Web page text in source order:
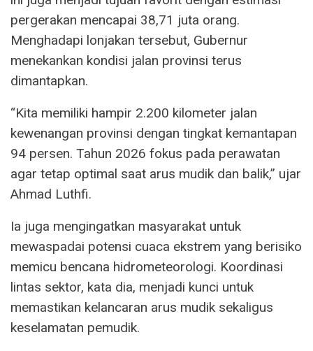
pergerakan mencapai 38,71 juta orang.
Menghadapi lonjakan tersebut, Gubernur
menekankan kondisi jalan provinsi terus
dimantapkan.
“Kita memiliki hampir 2.200 kilometer jalan
kewenangan provinsi dengan tingkat kemantapan
94 persen. Tahun 2026 fokus pada perawatan
agar tetap optimal saat arus mudik dan balik,” ujar
Ahmad Luthfi.
Ia juga mengingatkan masyarakat untuk
mewaspadai potensi cuaca ekstrem yang berisiko
memicu bencana hidrometeorologi. Koordinasi
lintas sektor, kata dia, menjadi kunci untuk
memastikan kelancaran arus mudik sekaligus
keselamatan pemudik.